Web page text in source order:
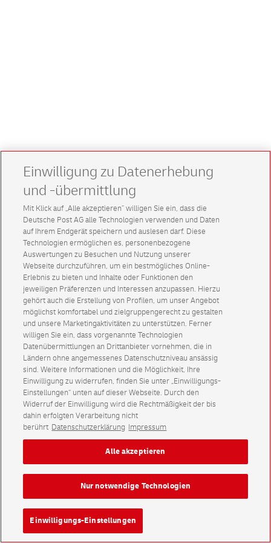
Einwilligung zu Datenerhebung
und -übermittlung
Mit Klick auf „Alle akzeptieren” willigen Sie ein, dass die
Deutsche Post AG alle Technologien verwenden und Daten
auf Ihrem Endgerät speichern und auslesen darf. Diese
Technologien ermöglichen es, personenbezogene
Auswertungen zu Besuchen und Nutzung unserer
Webseite durchzuführen, um ein bestmögliches Online-
Erlebnis zu bieten und Inhalte oder Funktionen den
jeweiligen Präferenzen und Interessen anzupassen. Hierzu
gehört auch die Erstellung von Profilen, um unser Angebot
möglichst komfortabel und zielgruppengerecht zu gestalten
und unsere Marketingaktivitäten zu unterstützen. Ferner
willigen Sie ein, dass vorgenannte Technologien
Datenübermittlungen an Drittanbieter vornehmen, die in
Ländern ohne angemessenes Datenschutzniveau ansässig
sind. Weitere Informationen und die Möglichkeit, Ihre
Einwilligung zu widerrufen, finden Sie unter „Einwilligungs-
Einstellungen“ unten auf dieser Webseite. Durch den
Widerruf der Einwilligung wird die Rechtmäßigkeit der bis
dahin erfolgten Verarbeitung nicht
berührt Datenschutzerklärung Impressum
Einwilligungs-Einstellungen
Nur notwendige Technologien
Alle akzeptieren